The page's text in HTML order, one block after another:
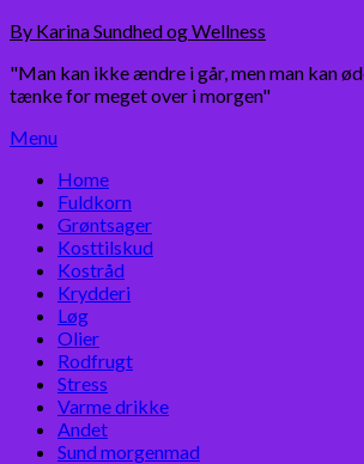
Skip
content
By Karina Sundhed og Wellness
"Man kan ikke ændre i går, men man kan
tænke for meget over i morgen"
Menu
Home
Fuldkorn
Grøntsager
Kosttilskud
Kostråd
Krydderi
Løg
Olier
Rodfrugt
Stress
Varme drikke
Andet
Sund morgenmad